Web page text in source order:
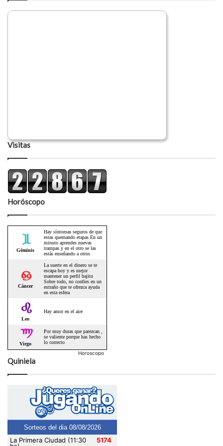
Visitas
Horóscopo
Horoscopo
Quiniela